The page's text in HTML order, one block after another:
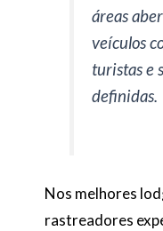
áreas
veículos
turistas e
definidas.
Nos melhores
rastreadores